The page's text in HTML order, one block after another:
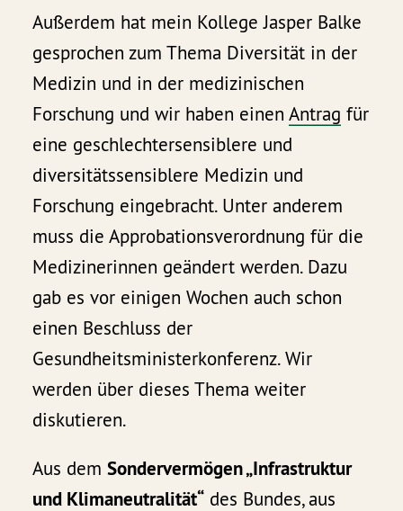
Außerdem hat mein Kollege Jasper Balke
gesprochen zum Thema Diversität in der
Medizin und in der medizinischen
Forschung und wir haben einenAntrag für
eine geschlechtersensiblere und
diversitätssensiblere Medizin und
Forschung eingebracht. Unter anderem
muss die Approbationsverordnung für die
Medizinerinnen geändert werden. Dazu
gab es vor einigen Wochen auch schon
einen Beschluss der
Gesundheitsministerkonferenz. Wir
werden über dieses Thema weiter
diskutieren.
Aus demSondervermögen „Infrastruktur
und Klimaneutralität“ des Bundes, aus